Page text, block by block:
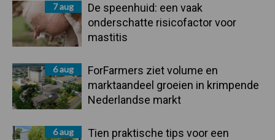
7 aug
De speenhuid: een vaak
onderschatte risicofactor voor
mastitis
6 aug
ForFarmers ziet volume en
marktaandeel groeien in krimpende
Nederlandse markt
6 aug
Tien praktische tips voor een